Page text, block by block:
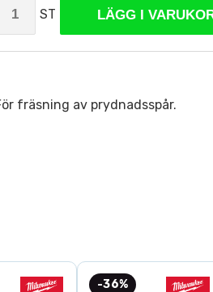
ST LÄGG I
fräsning av prydnadsspår.
-36%